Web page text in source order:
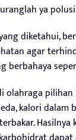
ya
diketahui,
agar
berbahaya
olahraga
kalori dalam